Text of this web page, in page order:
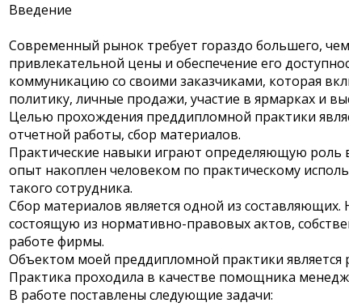
Введение
Современный рынок требует гораздо большего,
привлекательной цены и обеспечение его
коммуникацию со своими заказчиками, которая
политику, личные продажи, участие в ярмарках и
Целью прохождения преддипломной практики
отчетной работы, сбор материалов.
Практические навыки играют определяющую роль
опыт накоплен человеком по практическому
такого сотрудника.
Сбор материалов является одной из составляющих.
состоящую из нормативно-правовых актов,
работе фирмы.
Объектом моей преддипломной практики является
Практика проходила в качестве помощника
В работе поставлены следующие задачи: